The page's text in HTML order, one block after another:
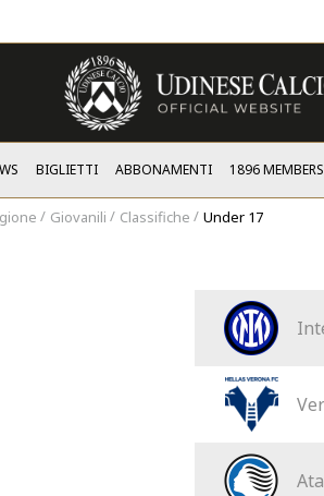
BIGLIETTI ABBONAMENTI 1896
Giovanili Classifiche Under 17